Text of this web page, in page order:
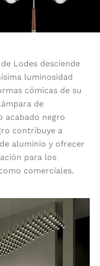
Lodes desciende
luminosidad
cómicas de su
de
acabado negro
contribuye a
aluminio y ofrecer
para los
comerciales.